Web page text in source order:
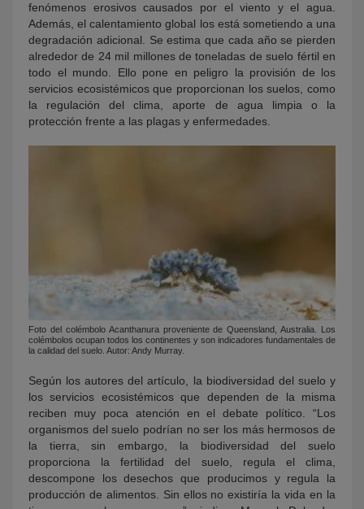
fenómenos erosivos causados por el viento y el agua.
Además, el calentamiento global los está sometiendo a una
degradación adicional. Se estima que cada año se pierden
alrededor de 24 mil millones de toneladas de suelo fértil en
todo el mundo. Ello pone en peligro la provisión de los
servicios ecosistémicos que proporcionan los suelos, como
la regulación del clima, aporte de agua limpia o la
protección frente a las plagas y enfermedades.
Foto del colémbolo Acanthanura proveniente de Queensland, Australia. Los
colémbolos ocupan todos los continentes y son indicadores fundamentales de
la calidad del suelo. Autor: Andy Murray.
Según los autores del artículo, la biodiversidad del suelo y
los servicios ecosistémicos que dependen de la misma
reciben muy poca atención en el debate político. “Los
organismos del suelo podrían no ser los más hermosos de
la tierra, sin embargo, la biodiversidad del suelo
proporciona la fertilidad del suelo, regula el clima,
descompone los desechos que producimos y regula la
producción de alimentos. Sin ellos no existiría la vida en la